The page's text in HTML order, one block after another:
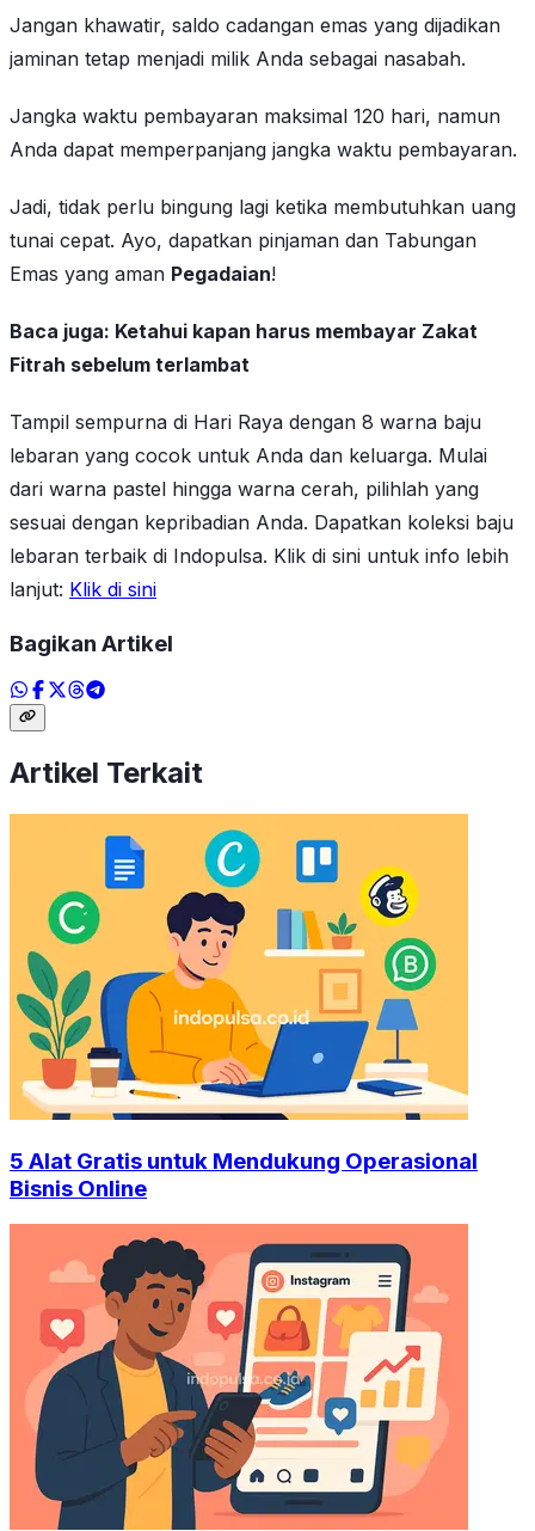
Jangan khawatir, saldo cadangan emas yang dijadikan
jaminan tetap menjadi milik Anda sebagai nasabah.
Jangka waktu pembayaran maksimal 120 hari, namun
Anda dapat memperpanjang jangka waktu pembayaran.
Jadi, tidak perlu bingung lagi ketika membutuhkan uang
tunai cepat. Ayo, dapatkan pinjaman dan Tabungan
Emas yang aman Pegadaian!
Baca juga: Ketahui kapan harus membayar Zakat
Fitrah sebelum terlambat
Tampil sempurna di Hari Raya dengan 8 warna baju
lebaran yang cocok untuk Anda dan keluarga. Mulai
dari warna pastel hingga warna cerah, pilihlah yang
sesuai dengan kepribadian Anda. Dapatkan koleksi baju
lebaran terbaik di Indopulsa. Klik di sini untuk info lebih
lanjut: Klik di sini
Bagikan Artikel
Artikel Terkait
5 Alat Gratis untuk Mendukung Operasional
Bisnis Online